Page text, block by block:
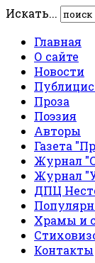
Искать...
Главная
О сайте
Новости
Проза
Поэзия
Авторы
Газета
Журнал
Журнал
ДПЦ
Храмы и
Контакты